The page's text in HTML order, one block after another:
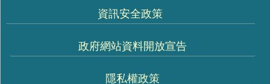
資訊安全政策
政府網站資料開放宣告
隱私權政策